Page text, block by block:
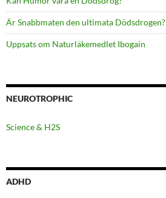
Är Snabbmaten den ultimata Dödsdrogen?
Uppsats om Naturläkemedlet Ibogain
NEUROTROPHIC
Science & H2S
ADHD